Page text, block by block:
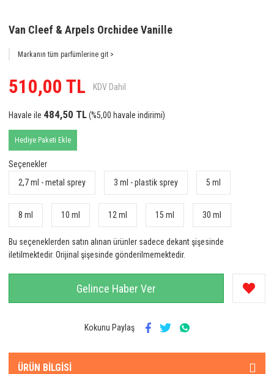
Van Cleef & Arpels Orchidee Vanille
Markanın tüm parfümlerine git >
510,00 TL KDV Dahil
Havale ile 484,50 TL(%5,00 havale indirimi)
Hediye Paketi Ekle
Seçenekler
2,7 ml - metal sprey
3 ml - plastik sprey 5 ml
8 ml 10 ml 12 ml 15 ml 30 ml
Bu seçeneklerden satın alınan ürünler sadece dekant şişesinde
iletilmektedir. Orijinal şişesinde gönderilmemektedir.
Gelince Haber Ver
Kokunu Paylaş
ÜRÜN BILGISI